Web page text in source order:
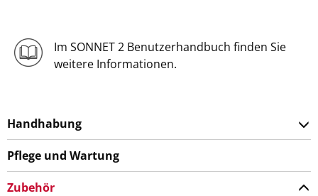
Im SONNET 2 Benutzerhandbuch finden Sie
weitere Informationen.
Handhabung
Pflege und Wartung
Zubehör